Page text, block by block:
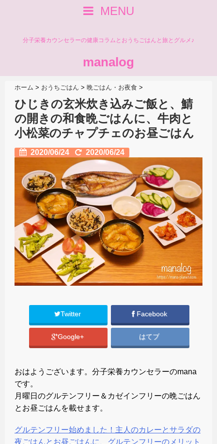
MENU
分子栄養カウンセラーの健康コラムとおうちごはんと旅とグルメ♪
manalog
ホーム > おうちごはん > 晩ごはん・お夜食 >
ひじきの玄米炊き込みご飯と、鯖
の開きの和食晩ごはんに、牛肉と
小松菜のチャプチェのお昼ごはん
2020/06/24 2020/06/24
Twitter Facebook
Google+ はてブ
おはようございます。分子栄養カウンセラーのmana
です。
月曜日のグルテンフリー＆カゼインフリーの晩ごはん
とお昼ごはんを載せます。
グルテンフリー始めました！主人のカレーとサラダの
夜ごはんとお昼ごはんに、グルテンフリーのメリット